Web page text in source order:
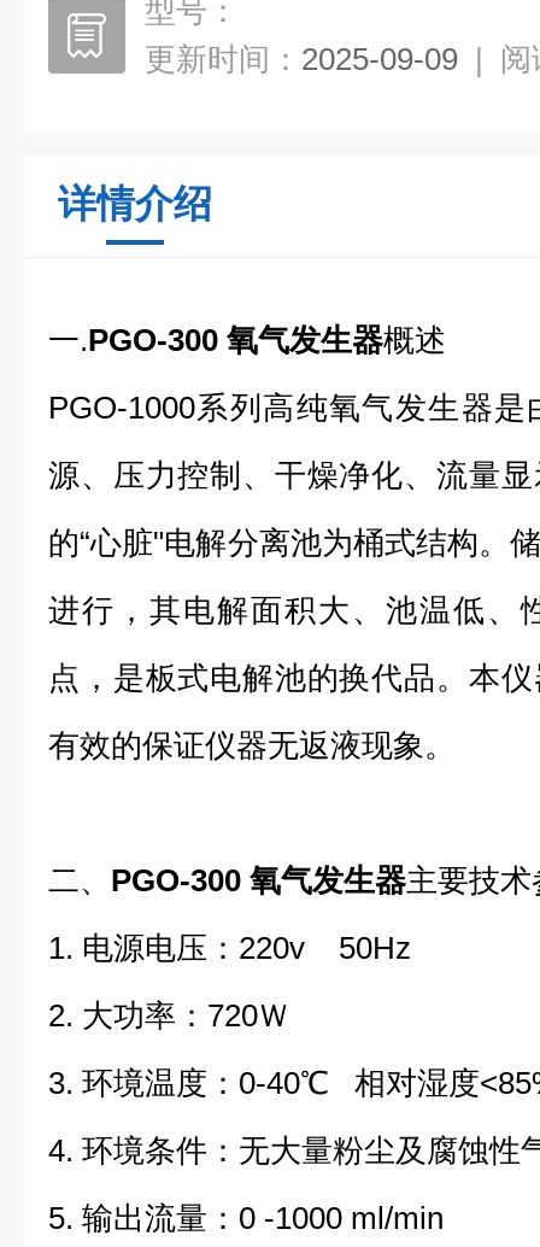
型号：
更新时间： 2025-09-09 | 阅
详情介绍
一.PGO-300 氧气发生器概述
PGO-1000系列高纯氧气发生器
源、压力控制、干燥净化、流量
的“心脏"电解分离池为桶式结构。
进行，其电解面积大、池温低、
点，是板式电解池的换代品。本
有效的保证仪器无返液现象。
二、 PGO-300 氧气发生器主要技术
1. 电源电压：220v 50Hz
2. 大功率：720Ｗ
3. 环境温度：0-40℃ 相对湿度
4. 环境条件：无大量粉尘及腐蚀性
5. 输出流量：0 -1000 ml/min